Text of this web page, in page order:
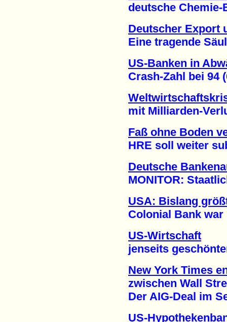
deutsche Chemie-
Deutscher Export
Eine tragende
US-Banken in
Crash-Zahl bei 94
mit Milliarden-
Faß ohne Boden
HRE soll weiter
Deutsche
MONITOR:
USA: Bislang
Colonial Bank war
US-Wirtschaft
jenseits geschönter
New York Times
zwischen Wall
Der AIG-Deal im
US-